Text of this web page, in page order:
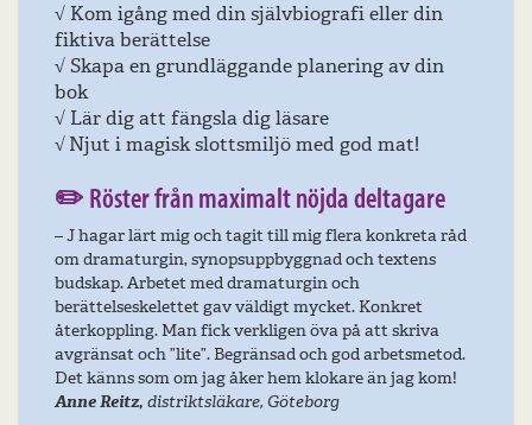
√ Kom igång med din självbiografi eller din
fiktiva berättelse
√ Skapa en grundläggande planering av din
bok
√ Lär dig att fängsla dig läsare
√Njut i magisk slottsmiljö med god mat!
✏️ Röster från maximalt nöjda deltagare
– J hagar lärt mig och tagit till mig flera konkreta råd
om dramaturgin, synopsuppbyggnad och textens
budskap. Arbetet med dramaturgin och
berättelseskelettet gav väldigt mycket. Konkret
återkoppling. Man fick verkligen öva på att skriva
avgränsat och ”lite”. Begränsad och god arbetsmetod.
Det känns som om jag åker hem klokare än jag kom!
Anne Reitz, distriktsläkare, Göteborg